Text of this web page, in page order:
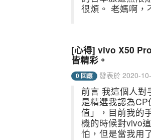
很煩。 老媽啊，
[心得] vivo X50
皆精彩。
0 回應 發表於 2020-
前言 我這個人對
是精選我認為
值」，目前我的
機的時候對vivo
怕，但是當我用